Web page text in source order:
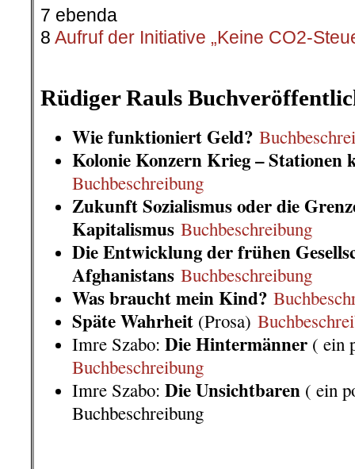
7 ebenda
8 Aufruf der Initiative „Keine CO2-
Rüdiger Rauls
Wie funktioniert Geld?
Kolonie Konzern Krieg –
Buchbeschreibung
Zukunft Sozialismus oder die
Kapitalismus Buchbeschreibung
Die Entwicklung der frühen
Afghanistans Buchbeschreibung
Was braucht mein Kind?
Späte Wahrheit (Prosa)
Imre Szabo: Die Hintermänner ( ein
Buchbeschreibung
Imre Szabo: Die Unsichtbaren ( ein
Buchbeschreibung